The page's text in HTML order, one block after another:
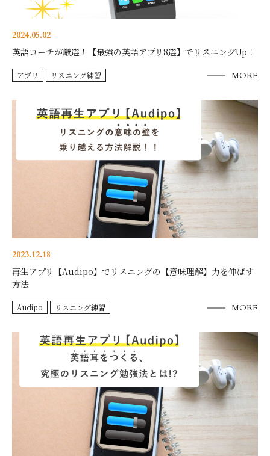
2024.05.02
英語コーチが厳選！【最強の英語アプリ8選】でリスニングUp！
アプリ リスニング練習 MORE
2023.12.18
再生アプリ【Audipo】でリスニングの【意味理解】力を伸ばす
方法
Audipo リスニング練習 MORE